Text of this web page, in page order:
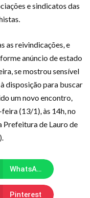
e sindicatos das
as reivindicações, e
anúncio de estado
se mostrou sensível
disposição para buscar
um novo encontro,
(13/1), às 14h, no
de Lauro de
WhatsApp
Pinterest